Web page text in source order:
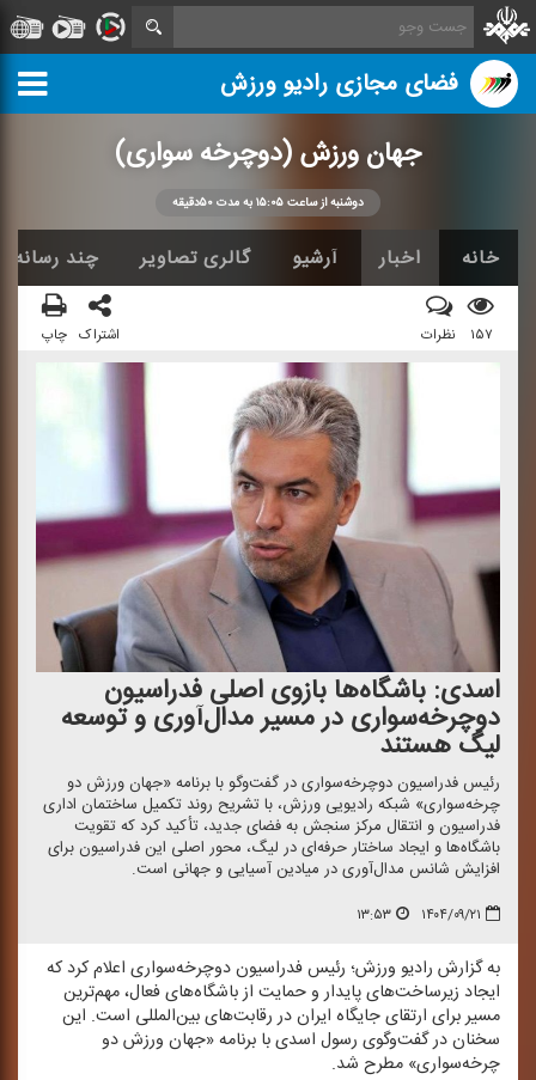
فضای مجازی رادیو ورزش
جهان ورزش (دوچرخه سواری)
دوشنبه از ساعت ۱۵:۰۵ به مدت ۵۰دقیقه
خانه اخبار آرشیو گالری تصاویر چند رسانه
۱۵۷ نظرات اشتراک چاپ
اسدی: باشگاه‌ها بازوی اصلی فدراسیون
دوچرخه‌سواری در مسیر مدال‌آوری و توسعه
لیگ هستند
رئیس فدراسیون دوچرخه‌سواری در گفت‌وگو با برنامه «جهان ورزش دو
چرخه‌سواری» شبكه رادیویی ورزش، با تشریح روند تكمیل ساختمان اداری
فدراسیون و انتقال مركز سنجش به فضای جدید، تأكید كرد كه تقویت
باشگاه‌ها و ایجاد ساختار حرفه‌ای در لیگ، محور اصلی این فدراسیون برای
افزایش شانس مدال‌آوری در میادین آسیایی و جهانی است.
۱۴۰۴/۰۹/۲۱ ۱۳:۵۳
به گزارش رادیو ورزش؛ رئیس فدراسیون دوچرخه‌سواری اعلام كرد كه
ایجاد زیرساخت‌های پایدار و حمایت از باشگاه‌های فعال، مهم‌ترین
مسیر برای ارتقای جایگاه ایران در رقابت‌های بین‌المللی است. این
سخنان در گفت‌وگوی رسول اسدی با برنامه «جهان ورزش دو
چرخه‌سواری» مطرح شد.